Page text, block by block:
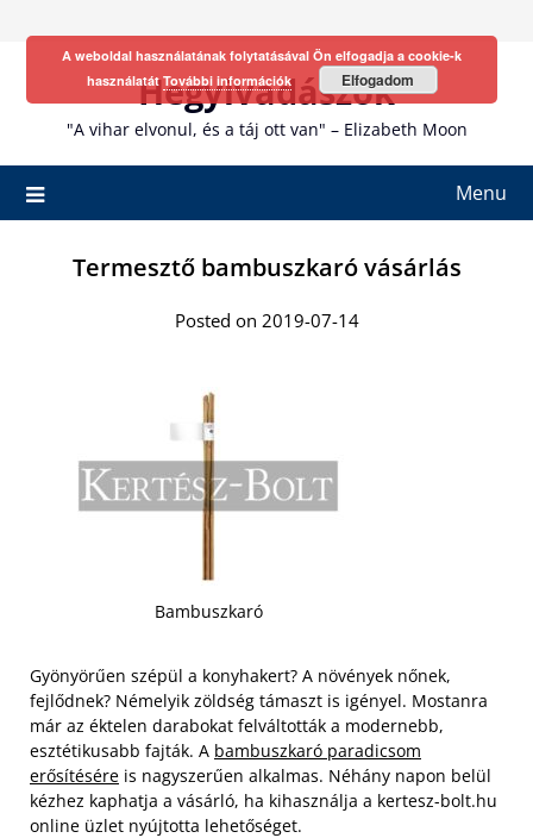
Hegyivadászok
"A vihar elvonul, és a táj ott van" – Elizabeth Moon
Menu
Termesztő bambuszkaró vásárlás
Posted on 2019-07-14
Bambuszkaró
Gyönyörűen szépül a konyhakert? A növények nőnek,
fejlődnek? Némelyik zöldség támaszt is igényel. Mostanra
már az éktelen darabokat felváltották a modernebb,
esztétikusabb fajták. A bambuszkaró paradicsom
erősítésére is nagyszerűen alkalmas. Néhány napon belül
kézhez kaphatja a vásárló, ha kihasználja a kertesz-bolt.hu
online üzlet nyújtotta lehetőséget.
A weboldal használatának folytatásával Ön elfogadja a cookie-k
használatátTovábbi információk Elfogadom